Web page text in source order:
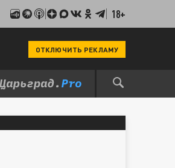
18+
ОТКЛЮЧИТЬ РЕКЛАМУ